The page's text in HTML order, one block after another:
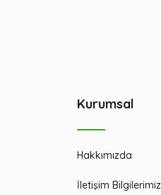
Kurumsal
Hakkımızda
İletişim Bilgilerimiz